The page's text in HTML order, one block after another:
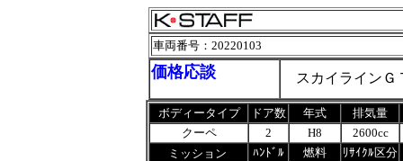
車両番号 ：20220103
価格応談 スカイライン
ボディータイプ ドア数 年式
排気量
クーペ
2 H8
2600cc
ミッション
ﾊﾝﾄﾞﾙ 燃料
ﾘｻｲｸﾙ区分